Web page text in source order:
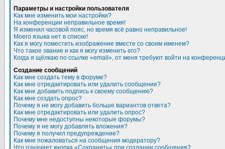
Параметры и настройки пользователя
Как мне изменить мои настройки?
На конференции неправильное время!
Я изменил часовой пояс, но время всё равно неправильное!
Моего языка нет в списке!
Как я могу поместить изображение вместе со своим именем?
Что такое звание и как я могу изменить его?
Когда я щёлкаю по ссылке «email», от меня требуют войти на
Создание сообщений
Как мне создать тему в форуме?
Как мне отредактировать или удалить сообщение?
Как мне добавить подпись к своему сообщению?
Как мне создать опрос?
Почему я не могу добавить больше вариантов ответа?
Как мне отредактировать или удалить опрос?
Почему мне недоступны некоторые форумы?
Почему я не могу добавлять вложения?
Почему я получил предупреждение?
Как мне пожаловаться на сообщения модератору?
Что означает кнопка «Сохранить» при создании сообщения?